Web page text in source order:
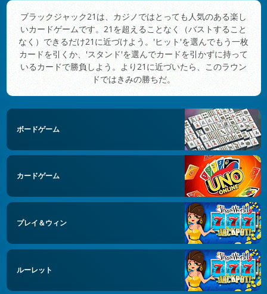
ブラックジャック21は、カジノではとっても人気のある楽し
いカードゲームです。21を超えることなく（バストすること
なく）できるだけ21に近づけよう。'ヒット'を選んでもう一枚
カードを引くか、'スタンド'を選んでカードを引かずに持って
いるカードで勝負しよう。より21に近づいたら、このラウン
ドではきみの勝ちだ。
ボードゲーム
カードゲーム
プレイ＆ウィン
ルーレット